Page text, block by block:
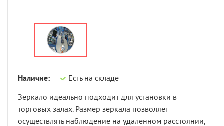
Наличие:
Есть на складе
Зеркало идеально подходит для установки в
торговых залах. Размер зеркала позволяет
осуществлять наблюдение на удаленном расстоянии,